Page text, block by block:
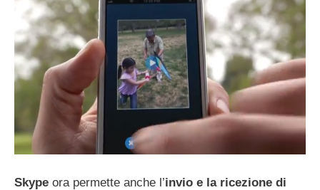
Skype ora permette anche l’invio e la ricezione di